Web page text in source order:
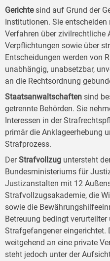
Gerichtesind auf Grund der
Institutionen. Sie
Verfahren über zivilrechtliche
Verpflichtungen sowie über
Entscheidungen werden von
unabhängig, unabsetzbar,
an die Rechtsordnung
Staatsanwaltschaften sind
getrennte Behörden. Sie
Interessen in der
primär die Anklageerhebung
Strafprozess.
DerStrafvollzug untersteht
Bundesministeriums für
Justizanstalten mit 12
Strafvollzugsakademie, die
sowie die
Betreuung bedingt
Strafgefangener eingerichtet.
weitgehend an eine private
steht jedoch unter der